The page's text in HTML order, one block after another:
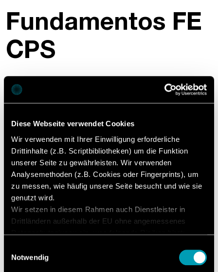
Diese Webseite verwendet Cookies
Wir verwenden mit Ihrer Einwilligung erforderliche
Drittinhalte (z.B. Scriptbibliotheken) um die Funktion
unserer Seite zu gewährleisten. Wir verwenden
Analysemethoden (z.B. Cookies oder Fingerprints), um
zu messen, wie häufig unsere Seite besucht und wie sie
genutzt wird.
Wir setzen in diesem Rahmen auch Dienstleister in
Drittländern außerhalb der EU ohne angemessenes
Datenschutzniveau ein, was folgende Risiken birgt:
Betroffenenrechte, keine Rechtsmittel, Kontrollverlust.
Notwendig
Fundamentos FE
CPS
O treinamento FE CPS ensina os fundamentos para
um uso seguro com a instalação de produção
os parâmetros de arranque e funcionamento, a
processos estáveis e contínuos com qualidade
constante.
Conteúdos de
treinamento
Introdução